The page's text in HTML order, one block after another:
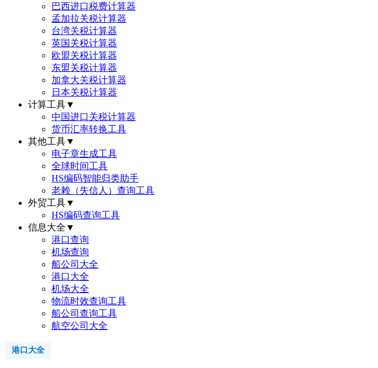
巴西进口税费计算器
孟加拉关税计算器
台湾关税计算器
英国关税计算器
欧盟关税计算器
东盟关税计算器
加拿大关税计算器
日本关税计算器
计算工具▼
中国进口关税计算器
货币汇率转换工具
其他工具▼
电子章生成工具
全球时间工具
HS编码智能归类助手
老赖（失信人）查询工具
外贸工具▼
HS编码查询工具
信息大全 ▼
港口查询
机场查询
船公司大全
港口大全
机场大全
物流时效查询工具
船公司查询工具
航空公司大全
港口大全